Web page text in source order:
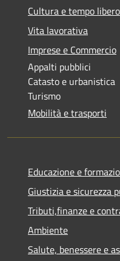
Cultura e tempo libero
Vita lavorativa
Imprese e Commercio
Appalti pubblici
Catasto e urbanistica
Turismo
Mobilità e trasporti
Educazione e
Giustizia e sicurezza
Tributi,finanze e
Ambiente
Salute, benessere e